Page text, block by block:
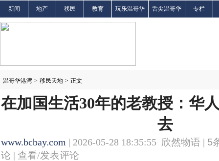
新闻 地产 移民 教育 玩乐温哥华 舌尖温哥华 专栏
温哥华港湾 > 移民天地 > 正文
在加国生活30年的老教授：华
去
www.bcbay.com | 2026-05-28 18:35:55 欣然物语 | 5
论 | 查看/发表评论